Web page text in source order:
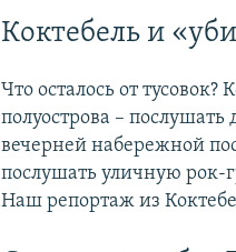
Коктебель и
Что осталось от
полуострова –
вечерней набережной
послушать уличную рок-
Наш репортаж из